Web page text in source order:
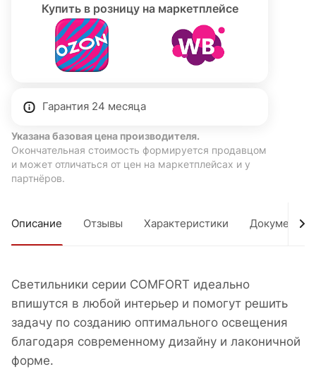
Купить в розницу на маркетплейсе
Гарантия 24 месяца
Указана базовая цена производителя.
Окончательная стоимость формируется продавцом
и может отличаться от цен на маркетплейсах и у
партнёров.
Описание Отзывы Характеристики Документы
Светильники серии COMFORT идеально
впишутся в любой интерьер и помогут решить
задачу по созданию оптимального освещения
благодаря современному дизайну и лаконичной
форме.